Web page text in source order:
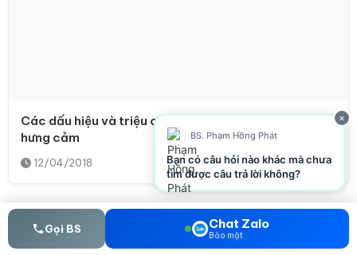
Các dấu hiệu và triệu chứng giúp nhận biết bệnh
hưng cảm
12/04/2018
×
BS. Phạm Hồng Phát
Bạn có câu hỏi nào khác mà chưa
tìm được câu trả lời không?
Gọi BS Chat Zalo
Bảo mật